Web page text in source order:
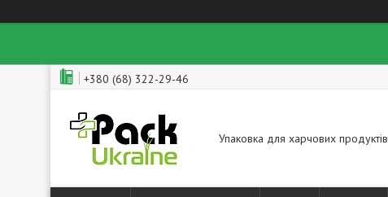
+380 (68) 322-29-46
Упаковка для харчових продуктів